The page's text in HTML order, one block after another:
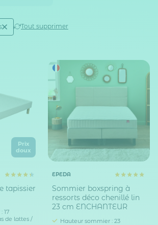
(1) Tout supprimer
Prix
doux
tapissier
17
de lattes /
EPEDA
Sommier boxspring à
ressorts déco chenillé lin
23 cm ENCHANTEUR
Hauteur sommier : 23